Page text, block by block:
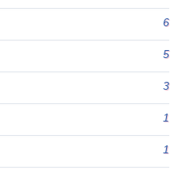
6
5
3
1
1